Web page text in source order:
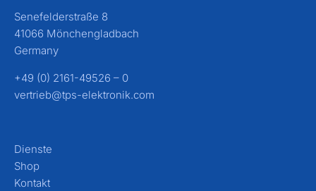
Senefelderstraße 8
41066 Mönchengladbach
Germany
+49 (0) 2161-49526 – 0
vertrieb@tps-elektronik.com
Dienste
Shop
Kontakt